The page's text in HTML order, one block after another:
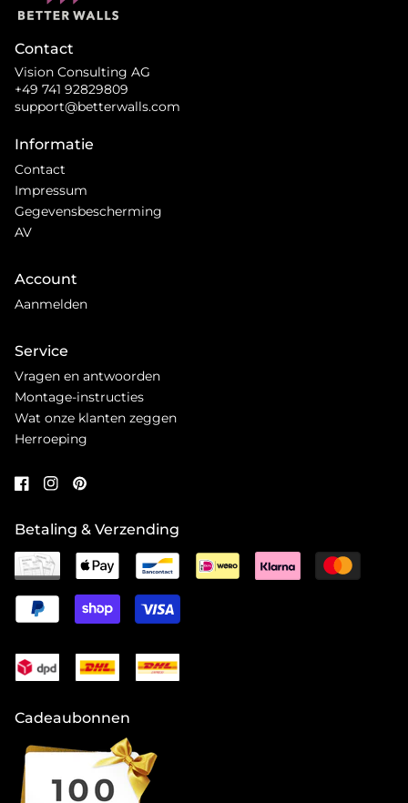
Contact
Vision Consulting AG
+49 741 92829809
support@betterwalls.com
Informatie
Contact
Impressum
Gegevensbescherming
AV
Account
Aanmelden
Service
Vragen en antwoorden
Montage-instructies
Wat onze klanten zeggen
Herroeping
Betaling & Verzending
Cadeaubonnen